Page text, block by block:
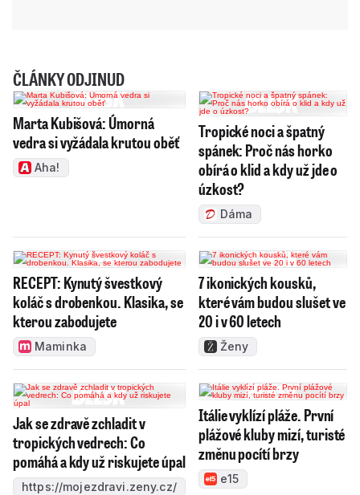
ČLÁNKY ODJINUD
Marta Kubišová: Úmorná
vedra si vyžádala krutou oběť
Aha!
Tropické noci a špatný
spánek: Proč nás horko
obírá o klid a kdy už jde o
úzkost?
Dáma
RECEPT: Kynutý švestkový
koláč s drobenkou. Klasika, se
kterou zabodujete
Maminka
7 ikonických kousků,
které vám budou slušet ve
20 i v 60 letech
Ženy
Jak se zdravě zchladit v
tropických vedrech: Co
pomáhá a kdy už riskujete úpal
https://mojezdravi.zeny.cz/
Itálie vyklízí pláže. První
plážové kluby mizí, turisté
změnu pocítí brzy
e15